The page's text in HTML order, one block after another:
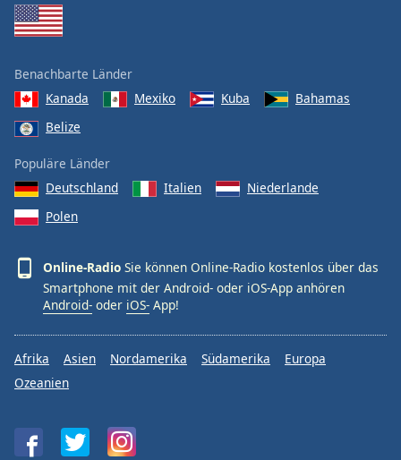
Benachbarte Länder
Kanada
Mexiko Kuba
Bahamas
Belize
Populäre Länder
Deutschland
Italien
Niederlande
Polen
Online-Radio Sie können Online-Radio kostenlos über das
Smartphone mit der Android- oder iOS-App anhören
Android- oder iOS- App!
Afrika Asien Nordamerika Südamerika
Europa
Ozeanien